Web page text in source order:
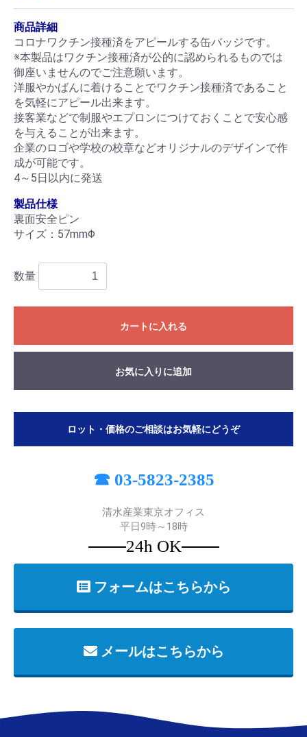
商品詳細
コロナワクチン接種済をアピールする缶バッジです。
※本製品はワクチン接種済が公的に認められるものでは
御座いませんのでご注意願います。
洋服やかばんに着けることでワクチン接種済であること
を気軽にアピール出来ます。
接客業などで制服やエプロンにつけておくことで安心感
を与えることが出来ます。
企業のロゴや学校の校章などオリジナルのデザインで作
成が可能です。
4～5日以内に発送
製品仕様
裏面安全ピン
サイズ：57mmΦ
数量
カートに入れる
お買い物を続ける カートへ進む
お気に入りに追加
ロット・価格のご相談はお気軽にどうぞ
☎ 03-5823-2385
清水産業東京オフィス
平日9時～18時
24h OK
フォームはこちらから
メールはこちらから